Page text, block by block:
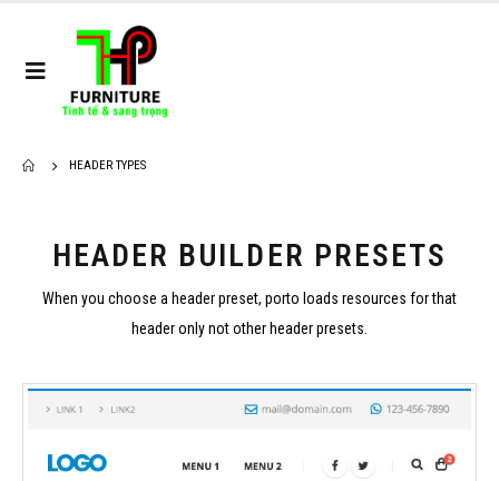
HEADER TYPES
HEADER BUILDER PRESETS
When you choose a header preset, porto loads resources for that
header only not other header presets.